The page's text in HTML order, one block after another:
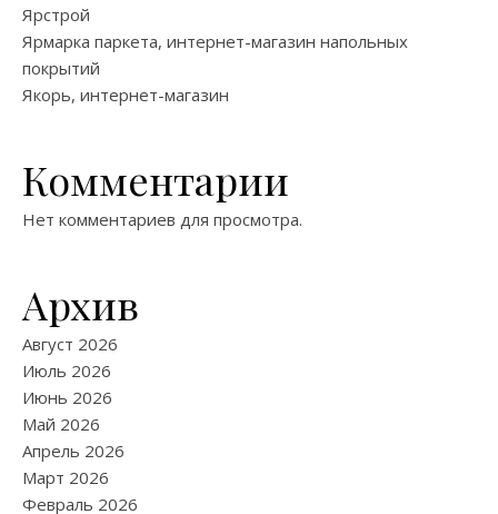
Ярстрой
Ярмарка паркета, интернет-магазин напольных
покрытий
Якорь, интернет-магазин
Комментарии
Нет комментариев для просмотра.
Архив
Август 2026
Июль 2026
Июнь 2026
Май 2026
Апрель 2026
Март 2026
Февраль 2026